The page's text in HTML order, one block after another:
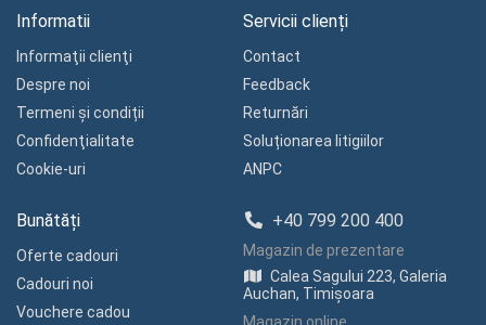
Informatii
Informaţii clienţi
Despre noi
Termeni și condiții
Confidenţialitate
Cookie-uri
Servicii clienți
Contact
Feedback
Returnări
Soluționarea litigiilor
ANPC
Bunătăți
Oferte cadouri
Cadouri noi
Vouchere cadou
+40 799 200 400
Magazin de prezentare
Calea Sagului 223, Galeria
Auchan, Timișoara